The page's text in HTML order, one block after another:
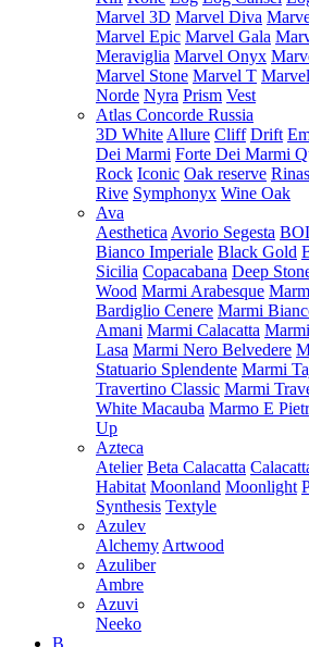
Marvel 3D Marvel Diva
Marvel Epic Marvel Gala
Meraviglia Marvel Onyx
Marvel Stone Marvel T
Norde Nyra Prism Vest
Atlas Concorde Russia
3D White Allure Cliff Drift
Dei Marmi Forte Dei Marmi
Rock Iconic Oak reserve
Rive Symphonyx Wine Oak
Ava
Aesthetica Avorio Segesta
Bianco Imperiale Black Gold
Sicilia Copacabana Deep
Wood Marmi Arabesque
Bardiglio Cenere Marmi
Amani Marmi Calacatta
Lasa Marmi Nero Belvedere
Statuario Splendente Marmi
Travertino Classic Marmi
White Macauba Marmo E
Up
Azteca
Atelier Beta Calacatta
Habitat Moonland Moonlight
Synthesis Textyle
Azulev
Alchemy Artwood
Azuliber
Ambre
Azuvi
Neeko